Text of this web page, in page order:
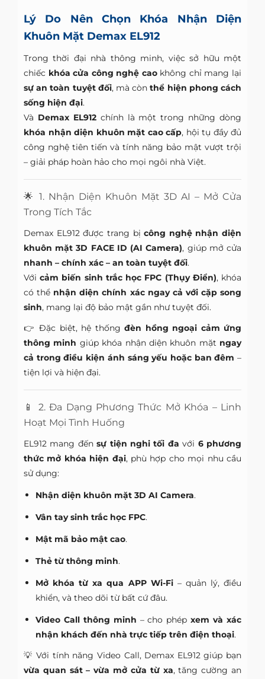
Lý Do Nên Chọn Khóa Nhận Diện
Khuôn Mặt Demax EL912
Trong thời đại nhà thông minh, việc sở hữu một
chiếc khóa cửa công nghệ caokhông chỉ mang lại
sự an toàn tuyệt đối, mà cònthể hiện phong cách
sống hiện đại.
Và Demax EL912chính là một trong những dòng
khóa nhận diện khuôn mặt cao cấp, hội tụ đầy đủ
công nghệ tiên tiến và tính năng bảo mật vượt trội
– giải pháp hoàn hảo cho mọi ngôi nhà Việt.
🌟 1. Nhận Diện Khuôn Mặt 3D AI – Mở Cửa
Trong Tích Tắc
Demax EL912 được trang bịcông nghệ nhận diện
khuôn mặt 3D FACE ID (AI Camera), giúp mở cửa
nhanh – chính xác – an toàn tuyệt đối.
Vớicảm biến sinh trắc học FPC (Thụy Điển), khóa
có thể nhận diện chính xác ngay cả với cặp song
sinh, mang lại độ bảo mật gần như tuyệt đối.
👉 Đặc biệt, hệ thống đèn hồng ngoại cảm ứng
thông minh giúp khóa nhận diện khuôn mặt ngay
cả trong điều kiện ánh sáng yếu hoặc ban đêm –
tiện lợi và hiện đại.
📱 2. Đa Dạng Phương Thức Mở Khóa – Linh
Hoạt Mọi Tình Huống
EL912 mang đếnsự tiện nghi tối đa với 6 phương
thức mở khóa hiện đại, phù hợp cho mọi nhu cầu
sử dụng:
Nhận diện khuôn mặt 3D AI Camera.
Vân tay sinh trắc học FPC.
Mật mã bảo mật cao.
Thẻ từ thông minh.
Mở khóa từ xa qua APP Wi-Fi– quản lý, điều
khiển, và theo dõi từ bất cứ đâu.
Video Call thông minh – cho phépxem và xác
nhận khách đến nhà trực tiếp trên điện thoại.
💡 Với tính năng Video Call, Demax EL912 giúp bạn
vừa quan sát – vừa mở cửa từ xa, tăng cường an